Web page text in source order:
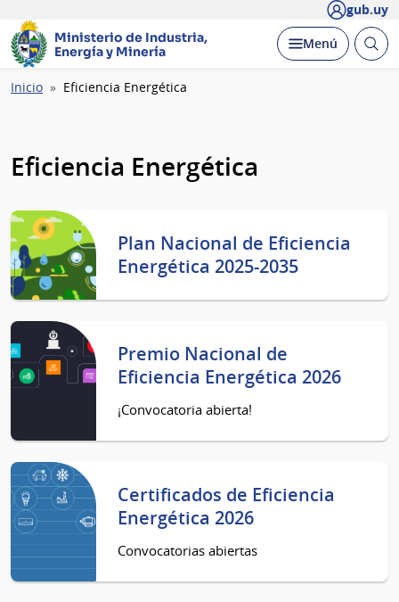
gub.uy
Ministerio de Industria,
Energía y Minería
Desplegar
Menú Abrir
Ruta
Inicio Eficiencia Energética
Eficiencia Energética
Plan Nacional de Eficiencia
Energética 2025-2035
Premio Nacional de
Eficiencia Energética 2026
¡Convocatoria abierta!
Certificados de Eficiencia
Energética 2026
Convocatorias abiertas